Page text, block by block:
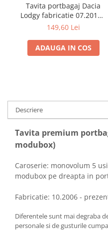
Tavita portbagaj Dacia
Lodgy fabricatie 07.2012 -
prezent (7 locuri)
149,60 Lei
ADAUGA IN COS
Descriere
Tavita premium
modubox)
Caroserie: monovolum 5
modubox pe dreapta in
Fabricatie: 10.2006 -
Diferentele sunt mai degraba
personale si de gusturile